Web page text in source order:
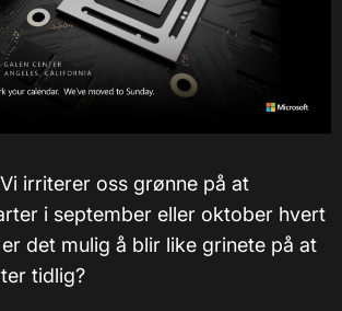
irriterer oss grønne på at
i september eller oktober hvert
det mulig å blir like grinete på at
tidlig?